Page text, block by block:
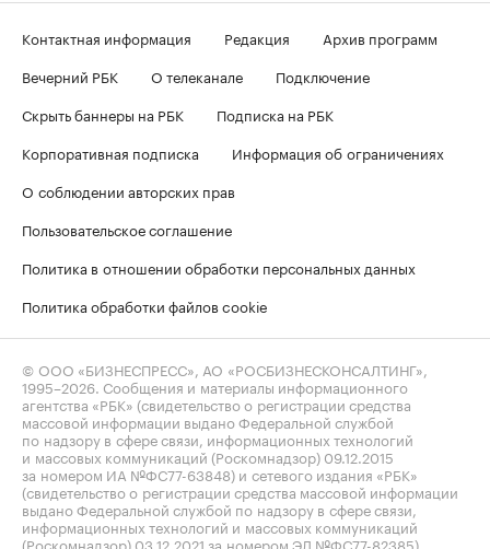
Контактная информация Редакция
Архив программ
Вечерний РБК
О телеканале
Подключение
Скрыть баннеры на РБК
Подписка на РБК
Корпоративная подписка
Информация об ограничениях
О соблюдении авторских прав
Пользовательское соглашение
Политика в отношении обработки персональных данных
Политика обработки файлов cookie
© ООО «БИЗНЕСПРЕСС», АО «РОСБИЗНЕСКОНСАЛТИНГ»,
1995–2026 . Сообщения и материалы информационного
агентства «РБК» (свидетельство о регистрации средства
массовой информации выдано Федеральной службой
по надзору в сфере связи, информационных технологий
и массовых коммуникаций (Роскомнадзор) 09.12.2015
за номером ИА №ФС77-63848) и сетевого издания «РБК»
(свидетельство о регистрации средства массовой информации
выдано Федеральной службой по надзору в сфере связи,
информационных технологий и массовых коммуникаций
(Роскомнадзор) 03.12.2021 за номером ЭЛ №ФС77-82385)